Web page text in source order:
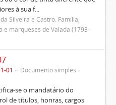
à sua f...
Silveira e Castro. Família,
e marqueses de Valada (1793-
01
Documento simples
se o mandatário do
de títulos, honras, cargos